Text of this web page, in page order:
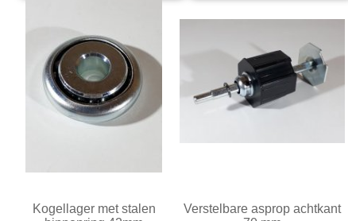
Kogellager met stalen
Verstelbare asprop achtkant